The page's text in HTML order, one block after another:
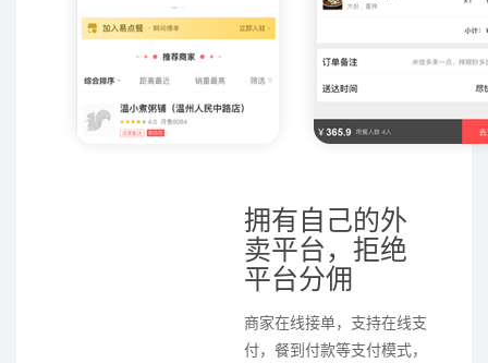
平台分佣
商家在线接单，支持在线支
付，餐到付款等支付模式，
可商家自己配送也可对接第
三方配送商！